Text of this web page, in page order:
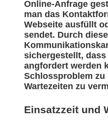
Online-Anfrage
man das
Webseite ausfüllt
sendet. Durch
sichergestellt,
angfordert werden
Schlossproblem zu
Wartezeiten zu
Einsatzzeit und